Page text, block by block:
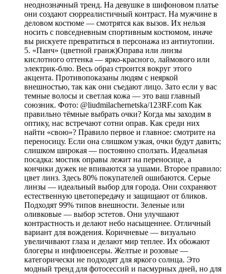
неоднозначный тренд. На девушке в шифоновом платье
они создают сюрреалистичный контраст. На мужчине в
деловом костюме — смотрятся как вызов. Их нельзя
носить с повседневным спортивным костюмом, иначе
вы рискуете превратиться в персонажа из антиутопии.
5. «Панч» (цветной гранж)Оправа или линзы
кислотного оттенка — ярко-красного, лаймового или
электрик-блю. Весь образ строится вокруг этого
акцента. Противопоказаны людям с неяркой
внешностью, так как они съедают лицо. Зато если у вас
темные волосы и светлая кожа — это ваш главный
союзник. Фото: @liudmilachernetska/123RF.com Как
правильно тёмные выбрать очки? Когда мы заходим в
оптику, нас встречают сотни оправ. Как среди них
найти «свою»? Правило первое и главное: смотрите на
переносицу. Если она слишком узкая, очки будут давить;
слишком широкая — постоянно сползать. Идеальная
посадка: мостик оправы лежит на переносице, а
кончики дужек не впиваются за ушами. Второе правило:
цвет линз. Здесь 80% покупателей ошибаются. Серые
линзы — идеальный выбор для города. Они сохраняют
естественную цветопередачу и защищают от бликов.
Подходят 99% типов внешности. Зеленые или
оливковые — выбор эстетов. Они улучшают
контрастность и делают небо насыщеннее. Отличный
вариант для вождения. Коричневые — визуально
увеличивают глаза и делают мир теплее. Их обожают
блогеры и инфлюенсеры. Желтые и розовые —
категорически не подходят для яркого солнца. Это
модный тренд для фотосессий и пасмурных дней, но для